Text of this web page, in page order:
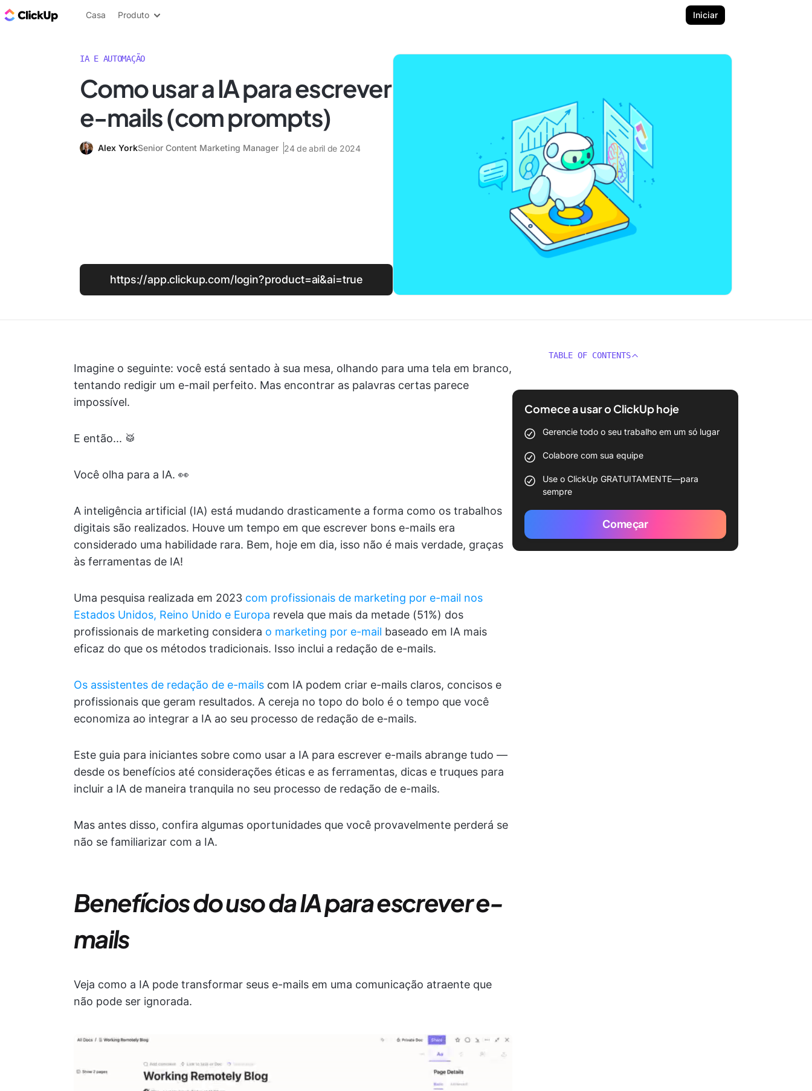
ClickUp Blogue
Casa Produto Iniciar
IA E AUTOMAÇÃO
Como usar a IA para escrever
e-mails (com prompts)
Alex YorkSenior Content Marketing Manager 24 de abril de 2024
https://app.clickup.com/login?product=ai&ai=true
Imagine o seguinte: você está sentado à sua mesa, olhando para uma tela em branco,
tentando redigir um e-mail perfeito. Mas encontrar as palavras certas parece
impossível.
E então... 🥁
Você olha para a IA. 👀
A inteligência artificial (IA) está mudando drasticamente a forma como os trabalhos
digitais são realizados. Houve um tempo em que escrever bons e-mails era
considerado uma habilidade rara. Bem, hoje em dia, isso não é mais verdade, graças
às ferramentas de IA!
Uma pesquisa realizada em 2023 com profissionais de marketing por e-mail nos
Estados Unidos, Reino Unido e Europa revela que mais da metade (51%) dos
profissionais de marketing considera o marketing por e-mail baseado em IA mais
eficaz do que os métodos tradicionais. Isso inclui a redação de e-mails.
Os assistentes de redação de e-mails com IA podem criar e-mails claros, concisos e
profissionais que geram resultados. A cereja no topo do bolo é o tempo que você
economiza ao integrar a IA ao seu processo de redação de e-mails.
Este guia para iniciantes sobre como usar a IA para escrever e-mails abrange tudo —
desde os benefícios até considerações éticas e as ferramentas, dicas e truques para
incluir a IA de maneira tranquila no seu processo de redação de e-mails.
Mas antes disso, confira algumas oportunidades que você provavelmente perderá se
não se familiarizar com a IA.
Benefícios do uso da IA para escrever e-
mails
Veja como a IA pode transformar seus e-mails em uma comunicação atraente que
não pode ser ignorada.
TABLE OF CONTENTS
Comece a usar o ClickUp hoje
Gerencie todo o seu trabalho em um só lugar
Colabore com sua equipe
Use o ClickUp GRATUITAMENTE—para
sempre
Começar